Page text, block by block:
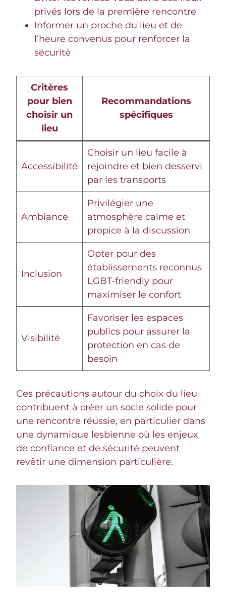
privés lors de la première rencontre
Informer un proche du lieu et de
l’heure convenus pour renforcer la
sécurité
Critères
pour bien
choisir un
lieu
Recommandations
spécifiques
Accessibilité
Choisir un lieu facile à
rejoindre et bien desservi
par les transports
Ambiance
Privilégier une
atmosphère calme et
propice à la discussion
Inclusion
Opter pour des
établissements reconnus
LGBT-friendly pour
maximiser le confort
Visibilité
Favoriser les espaces
publics pour assurer la
protection en cas de
besoin
Ces précautions autour du choix du lieu
contribuent à créer un socle solide pour
une rencontre réussie, en particulier dans
une dynamique lesbienne où les enjeux
de confiance et de sécurité peuvent
revêtir une dimension particulière.